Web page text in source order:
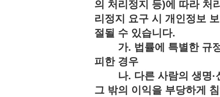
의 처리정지 등)에 따라 처
리정지 요구 시 개인정보
절될 수 있습니다.
가. 법률에 특별한 규정
피한 경우
나. 다른 사람의 생명·
그 밖의 이익을 부당하게